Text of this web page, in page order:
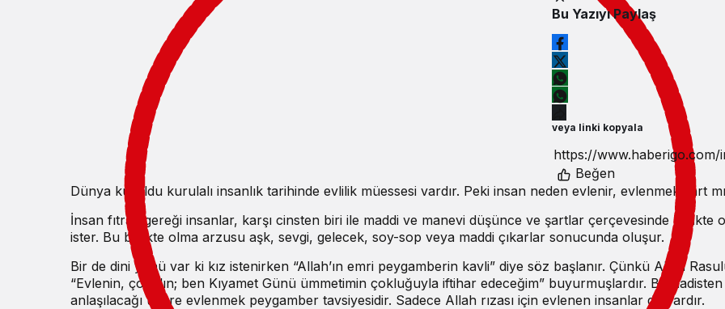
Bu Yazıyı Paylaş
veya linki kopyala
Beğen
Dünya kuruldu kurulalı insanlık tarihinde evlilik müessesi vardır. Peki insan neden evlenir, evlenmek şart
İnsan fıtratı gereği insanlar, karşı cinsten biri ile maddi ve manevi düşünce ve şartlar çerçevesinde birlikte
ister. Bu birlikte olma arzusu aşk, sevgi, gelecek, soy-sop veya maddi çıkarlar sonucunda oluşur.
Bir de dini yönü var ki kız istenirken “Allah’ın emri peygamberin kavli” diye söz başlanır. Çünkü Allah
“Evlenin, çoğalın; ben Kıyamet Günü ümmetimin çokluğuyla iftihar edeceğim” buyurmuşlardır. Bu hadisten
anlaşılacağı üzere evlenmek peygamber tavsiyesidir. Sadece Allah rızası için evlenen insanlar da vardır.